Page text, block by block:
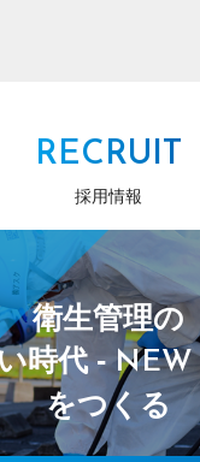
RECRUIT
採用情報
衛生管理の
時代 -NEW
をつくる